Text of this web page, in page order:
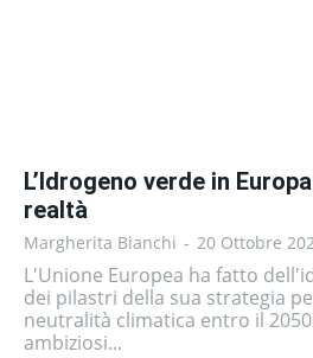
L’Idrogeno verde in
realtà
Margherita Bianchi - 20 Ottobre
L'Unione Europea ha fatto
dei pilastri della sua strategia
neutralità climatica entro il
ambiziosi...